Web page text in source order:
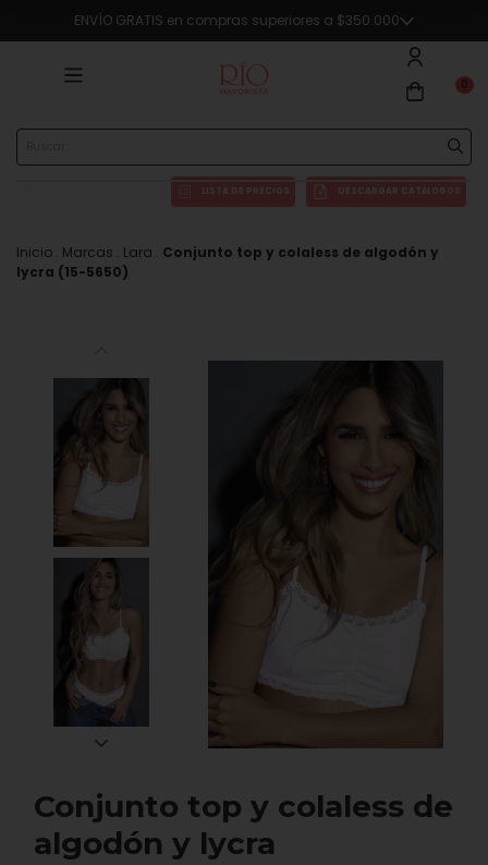
ENVÍO GRATIS en compras superiores a $350.000
0
LISTA DE PRECIOS DESCARGAR CATÁLOGOS
Inicio . Marcas . Lara . Conjunto top y colaless de algodón y
lycra (15-5650)
Conjunto top y colaless de
algodón y lycra